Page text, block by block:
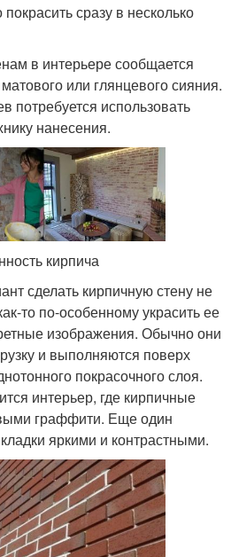
сразу в несколько
в интерьере сообщается
или глянцевого сияния.
потребуется использовать
нанесения.
кирпича
сделать кирпичную стену не
то по-особенному украсить ее
изображения. Обычно они
и выполняются поверх
покрасочного слоя.
интерьер, где кирпичные
граффити. Еще один
яркими и контрастными.